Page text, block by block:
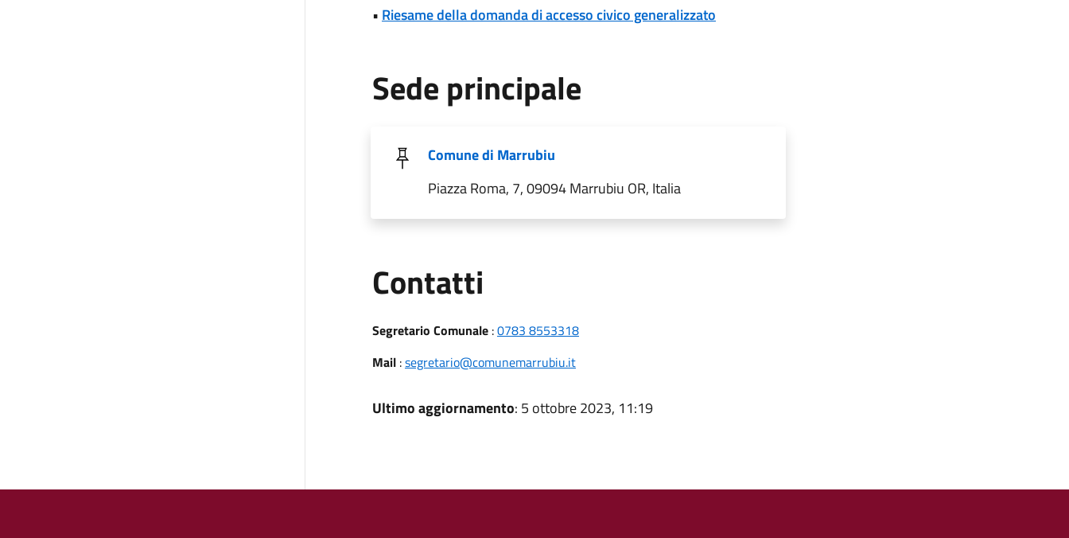
• Riesame della domanda di accesso civico generalizzato
Sede principale
Comune di Marrubiu
Piazza Roma, 7, 09094 Marrubiu OR, Italia
Contatti
Segretario Comunale:0783 8553318
Mail:segretario@comunemarrubiu.it
Ultimo aggiornamento: 5 ottobre 2023, 11:19